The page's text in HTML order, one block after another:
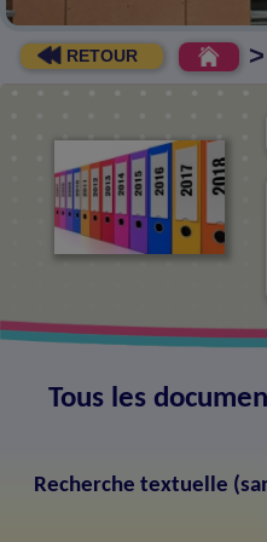
RETOUR >
Tous les
Recherche textuelle